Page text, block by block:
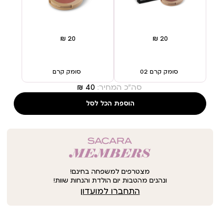
סומק קרם 02 סומק קרם
סה"כ המחיר: ‏40 ₪
הוספת הכל לסל
מצטרפים למשפחה בחינם!
ונהנים מהטבות יום הולדת והנחות שוות!
התחברו למועדון